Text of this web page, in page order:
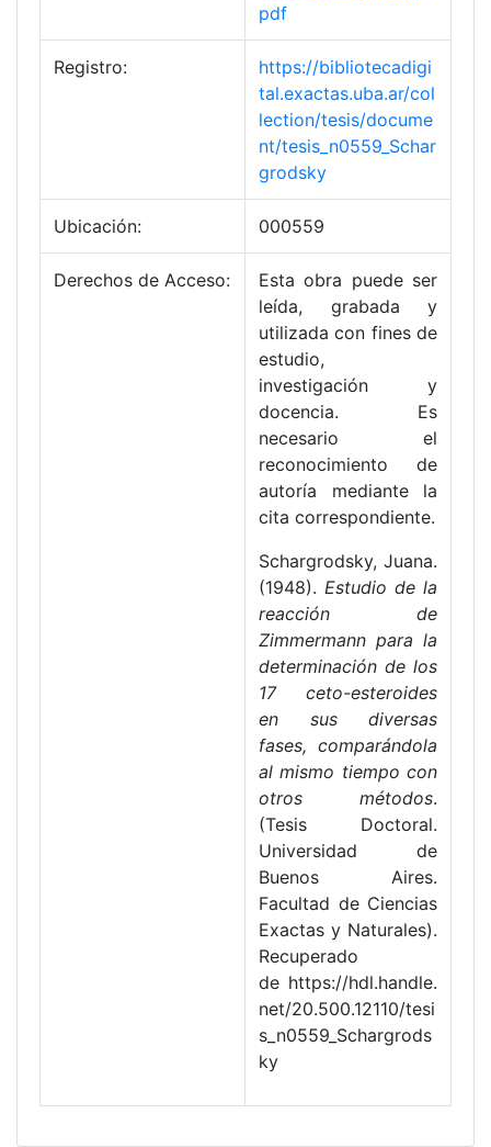
pdf
Registro:
https://bibliotecadigi
tal.exactas.uba.ar/col
lection/tesis/docume
nt/tesis_n0559_Schar
grodsky
Ubicación: 000559
Derechos de Acceso:
Esta obra puede ser
leída, grabada y
utilizada con fines de
estudio,
investigación y
docencia. Es
necesario el
reconocimiento de
autoría mediante la
cita correspondiente.
Schargrodsky, Juana.
(1948). Estudio de la
reacción de
Zimmermann para la
determinación de los
17 ceto-esteroides
en sus diversas
fases, comparándola
al mismo tiempo con
otros métodos.
(Tesis Doctoral.
Universidad de
Buenos Aires.
Facultad de Ciencias
Exactas y Naturales).
Recuperado
de https://hdl.handle.
net/20.500.12110/tesi
s_n0559_Schargrods
ky